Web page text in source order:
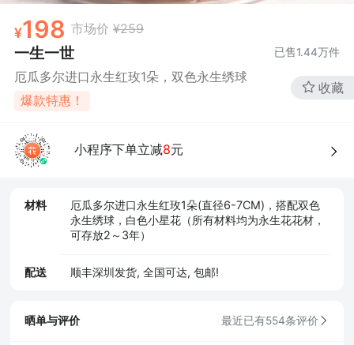
198 市场价 ¥259
一生一世 已售1.44万件
厄瓜多尔进口永生红玫1朵，双色永生绣球
爆款特惠！
收藏
小程序下单立减8元
材料
厄瓜多尔进口永生红玫1朵(直径6-7CM)，搭配双色
永生绣球，白色小星花（所有材料均为永生花花材，
可存放2～3年）
配送 顺丰深圳发货, 全国可达, 包邮!
晒单与评价 最近已有554条评价